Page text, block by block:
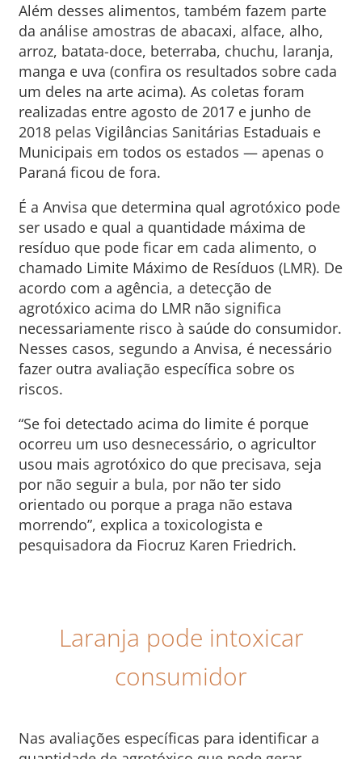
Além desses alimentos, também fazem parte
da análise amostras de abacaxi, alface, alho,
arroz, batata-doce, beterraba, chuchu, laranja,
manga e uva (confira os resultados sobre cada
um deles na arte acima). As coletas foram
realizadas entre agosto de 2017 e junho de
2018 pelas Vigilâncias Sanitárias Estaduais e
Municipais em todos os estados — apenas o
Paraná ficou de fora.
É a Anvisa que determina qual agrotóxico pode
ser usado e qual a quantidade máxima de
resíduo que pode ficar em cada alimento, o
chamado Limite Máximo de Resíduos (LMR). De
acordo com a agência, a detecção de
agrotóxico acima do LMR não significa
necessariamente risco à saúde do consumidor.
Nesses casos, segundo a Anvisa, é necessário
fazer outra avaliação específica sobre os
riscos.
“Se foi detectado acima do limite é porque
ocorreu um uso desnecessário, o agricultor
usou mais agrotóxico do que precisava, seja
por não seguir a bula, por não ter sido
orientado ou porque a praga não estava
morrendo”, explica a toxicologista e
pesquisadora da Fiocruz Karen Friedrich.
Laranja pode intoxicar
consumidor
Nas avaliações específicas para identificar a